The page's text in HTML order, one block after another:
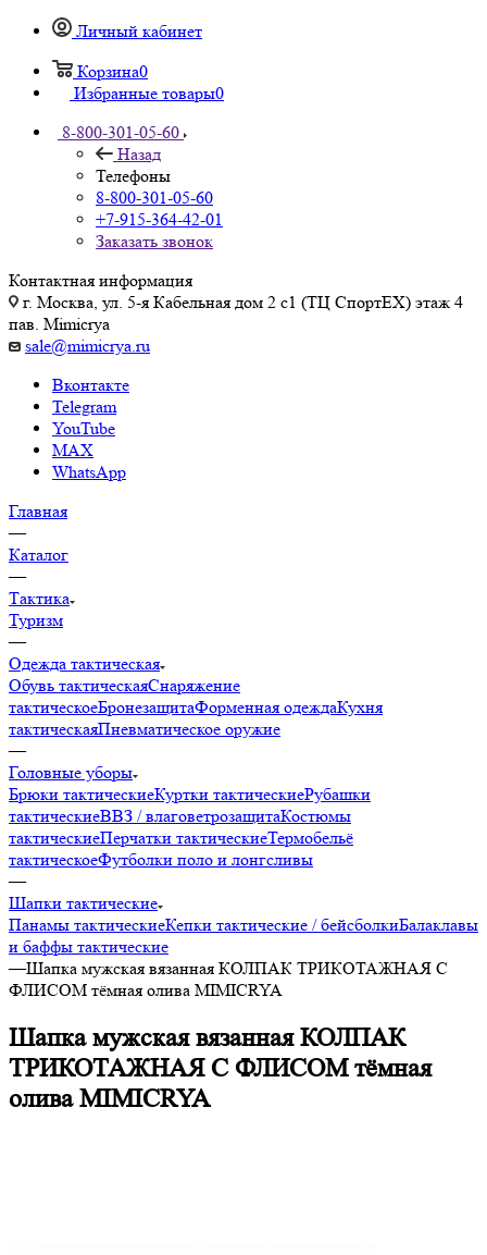
Личный кабинет
Корзина0
Избранные товары0
8-800-301-05-60
Назад
Телефоны
8-800-301-05-60
+7-915-364-42-01
Заказать звонок
Контактная информация
г. Москва, ул. 5-я Кабельная дом 2 с1 (ТЦ СпортEX) этаж 4
пав. Mimicrya
sale@mimicrya.ru
Вконтакте
Telegram
YouTube
MAX
WhatsApp
Главная
—
Каталог
—
Тактика
Туризм
—
Одежда тактическая
Обувь тактическаяСнаряжение
тактическоеБронезащитаФорменная одеждаКухня
тактическаяПневматическое оружие
—
Головные уборы
Брюки тактическиеКуртки тактическиеРубашки
тактическиеВВЗ / влаговетрозащитаКостюмы
тактическиеПерчатки тактическиеТермобельё
тактическоеФутболки поло и лонгсливы
—
Шапки тактические
Панамы тактическиеКепки тактические / бейсболкиБалаклавы
и баффы тактические
—Шапка мужская вязанная КОЛПАК ТРИКОТАЖНАЯ С
ФЛИСОМ тёмная олива MIMICRYA
Шапка мужская вязанная КОЛПАК
ТРИКОТАЖНАЯ С ФЛИСОМ тёмная
олива MIMICRYA